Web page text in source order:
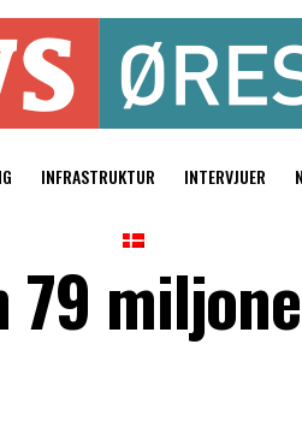
INFRASTRUKTUR INTERVJUER
79